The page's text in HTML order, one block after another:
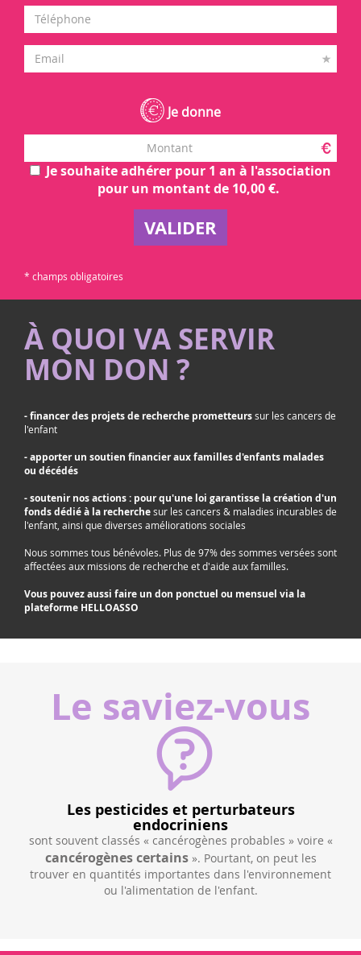
Je donne
Je souhaite adhérer pour 1 an à l'association
pour un montant de 10,00 €.
VALIDER
* champs obligatoires
À QUOI VA SERVIR
MON DON ?
- financer des projets de recherche prometteurssur les cancers de
l'enfant
- apporter un soutien financier aux familles d'enfants malades
ou décédés
- soutenir nos actions : pour qu'une loi garantisse la création d'un
fonds dédié à la recherchesur les cancers & maladies incurables de
l'enfant, ainsi que diverses améliorations sociales
Nous sommes tous bénévoles. Plus de 97% des sommes versées sont
affectées aux missions de recherche et d'aide aux familles.
Vous pouvez aussi faire un don ponctuel ou mensuel via la
plateforme HELLOASSO
Le saviez-vous
Les pesticides et perturbateurs
endocriniens
sont souvent classés « cancérogènes probables » voire «
cancérogènes certains». Pourtant, on peut les
trouver en quantités importantes dans l'environnement
ou l'alimentation de l'enfant.